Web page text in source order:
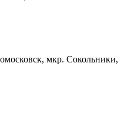
мкр. Сокольники,